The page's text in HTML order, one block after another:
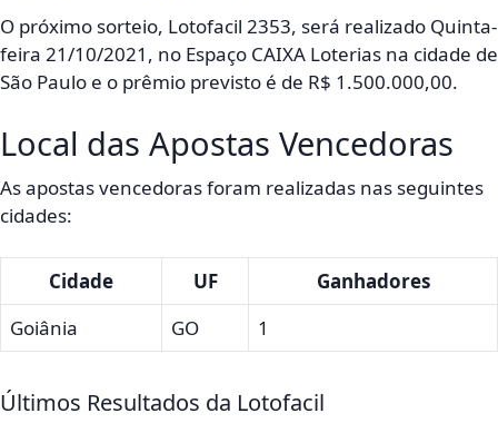
O próximo sorteio, Lotofacil 2353, será realizado Quinta-
feira 21/10/2021, no Espaço CAIXA Loterias na cidade de
São Paulo e o prêmio previsto é de R$ 1.500.000,00.
Local das Apostas Vencedoras
As apostas vencedoras foram realizadas nas seguintes
cidades:
Cidade UF
Ganhadores
Goiânia
GO 1
Últimos Resultados da Lotofacil